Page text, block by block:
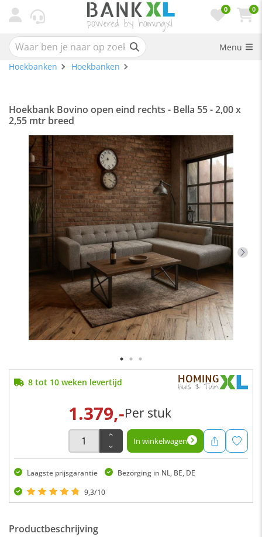
0 0
Menu
Hoekbanken
Hoekbanken
Hoekbank Bovino open eind rechts - Bella 55 - 2,00 x
2,55 mtr breed
8 tot 10 weken levertijd
1.379,-Per stuk
In winkelwagen
Laagste prijsgarantie
Bezorging in NL, BE, DE
9,3/10
Productbeschrijving